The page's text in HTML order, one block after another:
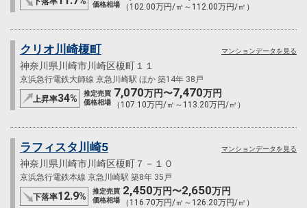
価格相場 （102.00万円/㎡～112.00万円/㎡）
クリオ川崎榎町
神奈川県川崎市川崎区榎町１１
京浜急行電鉄大師線 京急川崎駅 ほか 築14年 38戸
上昇率34%
推定売買
価格相場
7,070万円〜7,470万円
（107.10万円/㎡～113.20万円/㎡）
マンションデータを見る
ラフィスタ川崎5
神奈川県川崎市川崎区榎町７－１０
京浜急行電鉄本線 京急川崎駅 築8年 35戸
下落率12.9%
推定売買
価格相場
2,450万円〜2,650万円
（116.70万円/㎡～126.20万円/㎡）
マンションデータを見る